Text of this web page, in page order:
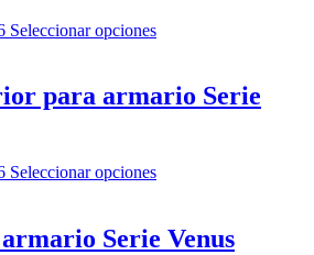
Seleccionar opciones
para armario Serie
Seleccionar opciones
Serie Venus